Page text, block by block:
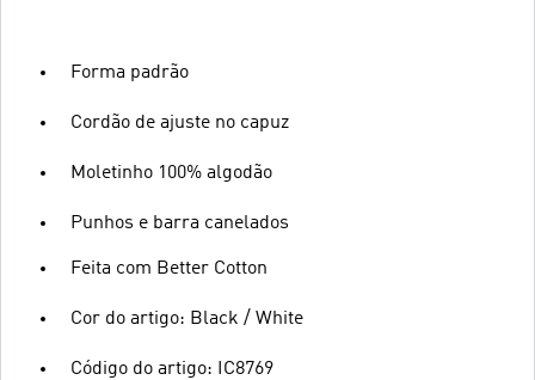
Forma padrão
Cordão de ajuste no capuz
Moletinho 100% algodão
Punhos e barra canelados
Feita com Better Cotton
Cor do artigo: Black / White
Código do artigo: IC8769